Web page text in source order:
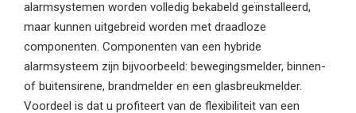
alarmsystemen worden volledig bekabeld geïnstalleerd,
maar kunnen uitgebreid worden met draadloze
componenten. Componenten van een hybride
alarmsysteem zijn bijvoorbeeld: bewegingsmelder, binnen-
of buitensirene, brandmelder en een glasbreukmelder.
Voordeel is dat u profiteert van de flexibiliteit van een